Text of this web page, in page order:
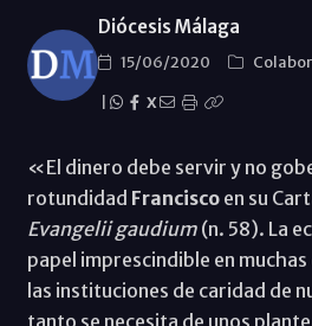
Diócesis Málaga
15/06/2020
X
«El dinero debe servir y no
rotundidad Franciscoen su
Evangelii gaudium(n. 58). La
papel imprescindible en
las instituciones de caridad de